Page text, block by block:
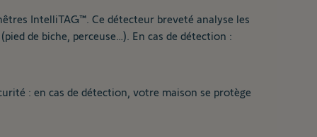
IntelliTAG™. Ce détecteur breveté analyse les
de biche, perceuse…). En cas de détection :
: en cas de détection, votre maison se protège